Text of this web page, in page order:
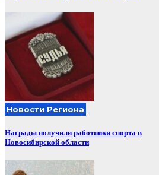
Новости Региона
Награды получили работники спорта в
Новосибирской области